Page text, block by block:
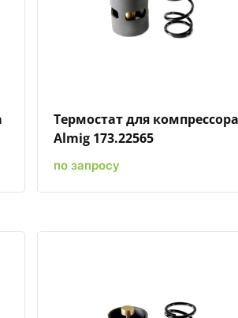
Быстрый просмотрДобавить к сравнению
Добавить в
Термостат для компрессора
Almig 173.22565
по запросу